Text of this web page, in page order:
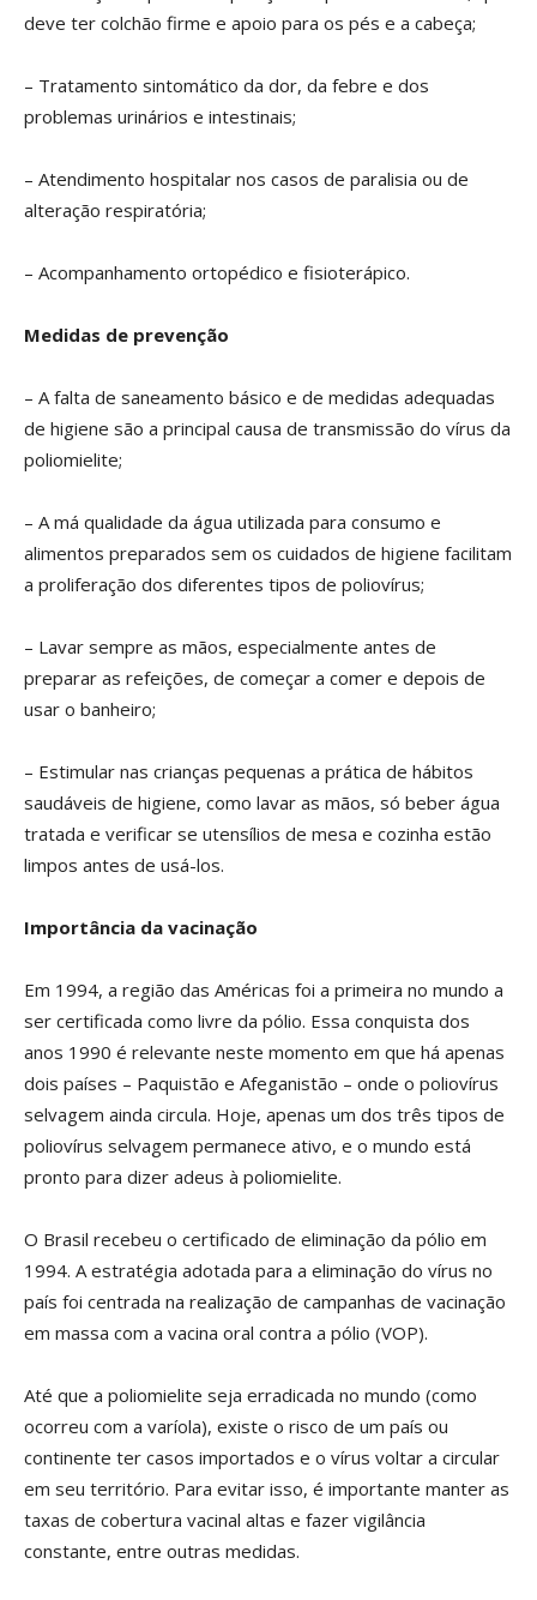
deve ter colchão firme e apoio para os pés e a cabeça;
– Tratamento sintomático da dor, da febre e dos
problemas urinários e intestinais;
– Atendimento hospitalar nos casos de paralisia ou de
alteração respiratória;
– Acompanhamento ortopédico e fisioterápico.
Medidas de prevenção
– A falta de saneamento básico e de medidas adequadas
de higiene são a principal causa de transmissão do vírus da
poliomielite;
– A má qualidade da água utilizada para consumo e
alimentos preparados sem os cuidados de higiene facilitam
a proliferação dos diferentes tipos de poliovírus;
– Lavar sempre as mãos, especialmente antes de
preparar as refeições, de começar a comer e depois de
usar o banheiro;
– Estimular nas crianças pequenas a prática de hábitos
saudáveis de higiene, como lavar as mãos, só beber água
tratada e verificar se utensílios de mesa e cozinha estão
limpos antes de usá-los.
Importância da vacinação
Em 1994, a região das Américas foi a primeira no mundo a
ser certificada como livre da pólio. Essa conquista dos
anos 1990 é relevante neste momento em que há apenas
dois países – Paquistão e Afeganistão – onde o poliovírus
selvagem ainda circula. Hoje, apenas um dos três tipos de
poliovírus selvagem permanece ativo, e o mundo está
pronto para dizer adeus à poliomielite.
O Brasil recebeu o certificado de eliminação da pólio em
1994. A estratégia adotada para a eliminação do vírus no
país foi centrada na realização de campanhas de vacinação
em massa com a vacina oral contra a pólio (VOP).
Até que a poliomielite seja erradicada no mundo (como
ocorreu com a varíola), existe o risco de um país ou
continente ter casos importados e o vírus voltar a circular
em seu território. Para evitar isso, é importante manter as
taxas de cobertura vacinal altas e fazer vigilância
constante, entre outras medidas.